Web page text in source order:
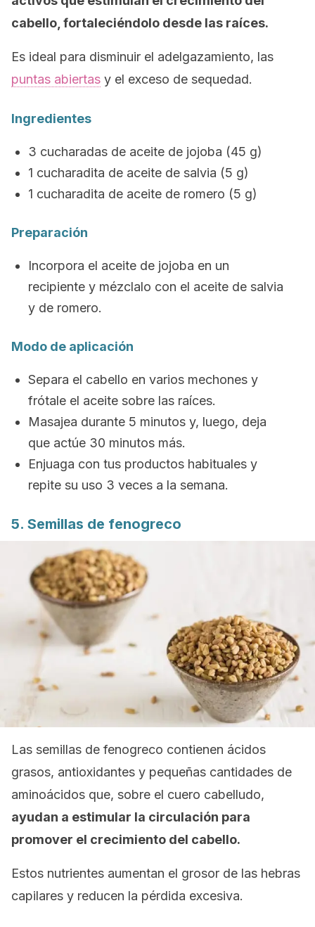
cabello, fortaleciéndolo desde las raíces.
Es ideal para disminuir el adelgazamiento, las
puntas abiertas y el exceso de sequedad.
Ingredientes
3 cucharadas de aceite de jojoba (45 g)
1 cucharadita de aceite de salvia (5 g)
1 cucharadita de aceite de romero (5 g)
Preparación
Incorpora el aceite de jojoba en un
recipiente y mézclalo con el aceite de salvia
y de romero.
Modo de aplicación
Separa el cabello en varios mechones y
frótale el aceite sobre las raíces.
Masajea durante 5 minutos y, luego, deja
que actúe 30 minutos más.
Enjuaga con tus productos habituales y
repite su uso 3 veces a la semana.
5. Semillas de fenogreco
Las semillas de fenogreco contienen ácidos
grasos, antioxidantes y pequeñas cantidades de
aminoácidos que, sobre el cuero cabelludo,
ayudan a estimular la circulación para
promover el crecimiento del cabello.
Estos nutrientes aumentan el grosor de las hebras
capilares y reducen la pérdida excesiva.